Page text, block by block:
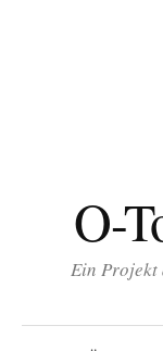
O-
Ein Projekt